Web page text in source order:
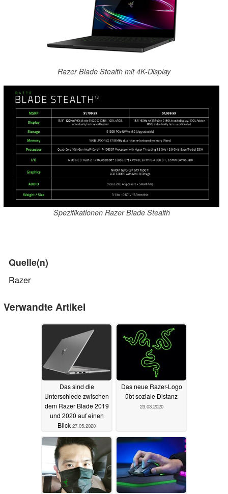
Razer Blade Stealth mit 4K-Display
Spezifikationen Razer Blade Stealth
Quelle(n)
Razer
Verwandte Artikel
Das sind die
Unterschiede zwischen
dem Razer Blade 2019
und 2020 auf einen
Blick 27.05.2020
Das neue Razer-Logo
übt soziale Distanz
23.03.2020